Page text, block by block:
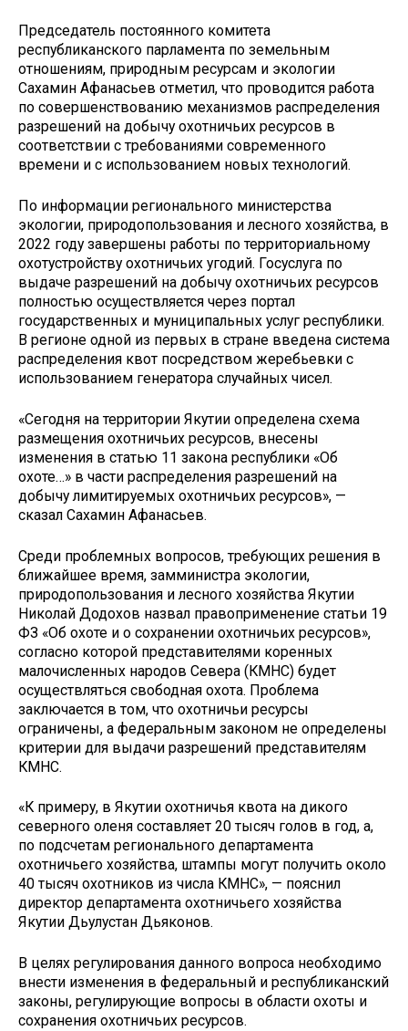
Председатель постоянного комитета
республиканского парламента по земельным
отношениям, природным ресурсам и экологии
Сахамин Афанасьев отметил, что проводится работа
по совершенствованию механизмов распределения
разрешений на добычу охотничьих ресурсов в
соответствии с требованиями современного
времени и с использованием новых технологий.
По информации регионального министерства
экологии, природопользования и лесного хозяйства, в
2022 году завершены работы по территориальному
охотустройству охотничьих угодий. Госуслуга по
выдаче разрешений на добычу охотничьих ресурсов
полностью осуществляется через портал
государственных и муниципальных услуг республики.
В регионе одной из первых в стране введена система
распределения квот посредством жеребьевки с
использованием генератора случайных чисел.
«Сегодня на территории Якутии определена схема
размещения охотничьих ресурсов, внесены
изменения в статью 11 закона республики «Об
охоте…» в части распределения разрешений на
добычу лимитируемых охотничьих ресурсов», —
сказал Сахамин Афанасьев.
Среди проблемных вопросов, требующих решения в
ближайшее время, замминистра экологии,
природопользования и лесного хозяйства Якутии
Николай Додохов назвал правоприменение статьи 19
ФЗ «Об охоте и о сохранении охотничьих ресурсов»,
согласно которой представителями коренных
малочисленных народов Севера (КМНС) будет
осуществляться свободная охота. Проблема
заключается в том, что охотничьи ресурсы
ограничены, а федеральным законом не определены
критерии для выдачи разрешений представителям
КМНС.
«К примеру, в Якутии охотничья квота на дикого
северного оленя составляет 20 тысяч голов в год, а,
по подсчетам регионального департамента
охотничьего хозяйства, штампы могут получить около
40 тысяч охотников из числа КМНС», — пояснил
директор департамента охотничьего хозяйства
Якутии Дьулустан Дьяконов.
В целях регулирования данного вопроса необходимо
внести изменения в федеральный и республиканский
законы, регулирующие вопросы в области охоты и
сохранения охотничьих ресурсов.